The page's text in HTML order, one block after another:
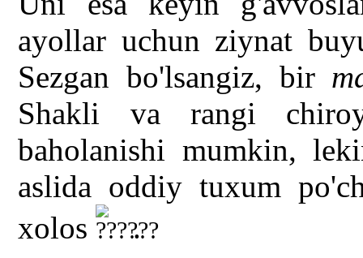
ayollar uchun ziynat
Sezgan bo'lsangiz, bir
Shakli va rangi
baholanishi mumkin,
aslida oddiy tuxum
xolos
.